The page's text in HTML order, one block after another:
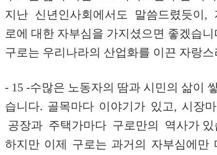
지난 신년인사회에서도 말씀드렸듯이,
로에 대한 자부심을 가지셨으면 좋겠습니
구로는 우리나라의 산업화를 이끈 자랑
- 15 -수많은 노동자의 땀과 시민의 삶이
습니다. 골목마다 이야기가 있고, 시장
공장과 주택가마다 구로만의 역사가 있
하지만 이제 구로는 과거의 자부심에만